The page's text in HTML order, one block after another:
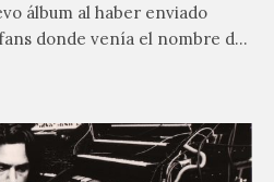
álbum al haber enviado
donde venía el nombre de